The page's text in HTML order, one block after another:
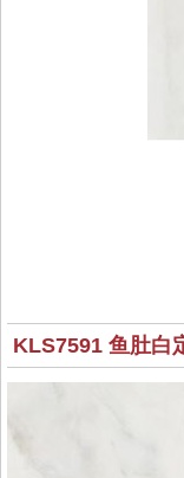
KLS7591 鱼肚白